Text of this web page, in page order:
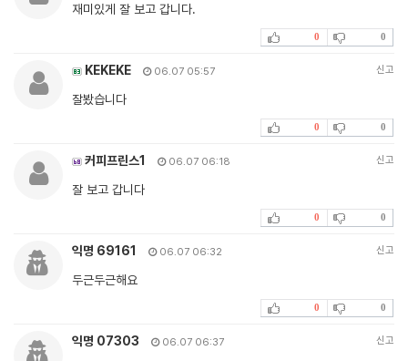
재미있게 잘 보고 갑니다.
0 0
KEKEKE 06.07 05:57 신고
잘봤습니다
0 0
커피프린스1 06.07 06:18 신고
잘 보고 갑니다
0 0
익명 69161 06.07 06:32 신고
두근두근해요
0 0
익명 07303 06.07 06:37 신고